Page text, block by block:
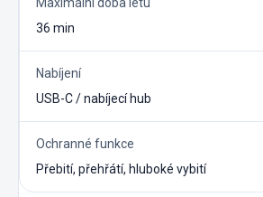
Maximální doba letu
36 min
Nabíjení
USB-C / nabíjecí hub
Ochranné funkce
Přebití, přehřátí, hluboké vybití